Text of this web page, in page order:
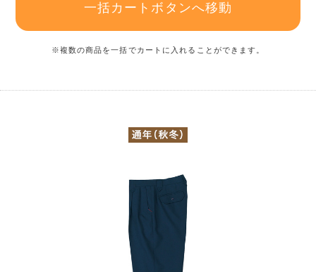
一括カートボタンへ移動
※複数の商品を一括でカートに入れることができます。